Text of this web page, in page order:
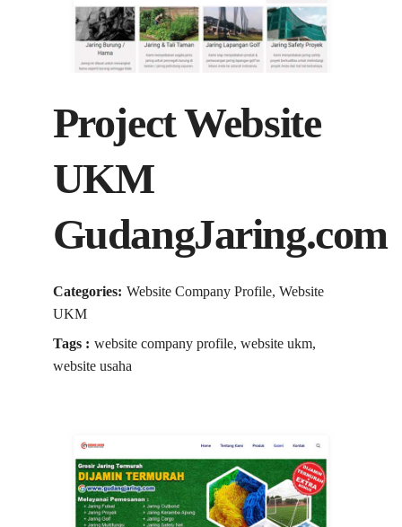
Project Website
UKM
GudangJaring.com
Categories: Website Company Profile, Website
UKM
Tags : website company profile, website ukm,
website usaha